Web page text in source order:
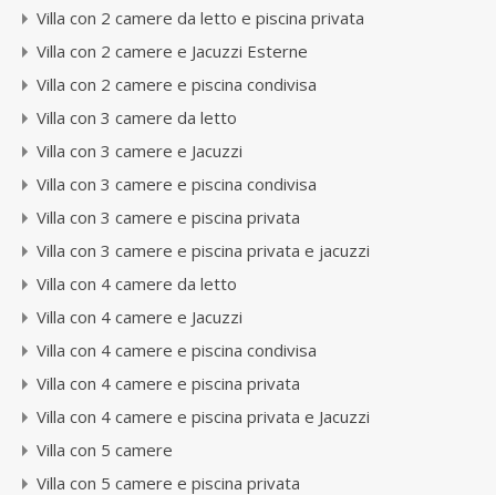
Villa con 2 camere da letto e piscina privata
Villa con 2 camere e Jacuzzi Esterne
Villa con 2 camere e piscina condivisa
Villa con 3 camere da letto
Villa con 3 camere e Jacuzzi
Villa con 3 camere e piscina condivisa
Villa con 3 camere e piscina privata
Villa con 3 camere e piscina privata e jacuzzi
Villa con 4 camere da letto
Villa con 4 camere e Jacuzzi
Villa con 4 camere e piscina condivisa
Villa con 4 camere e piscina privata
Villa con 4 camere e piscina privata e Jacuzzi
Villa con 5 camere
Villa con 5 camere e piscina privata